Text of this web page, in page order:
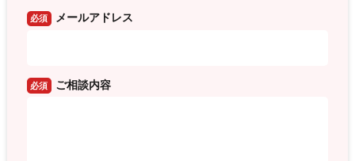
必須 メールアドレス
必須 ご相談内容